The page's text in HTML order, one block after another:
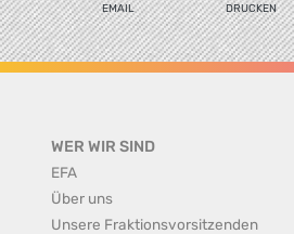
EMAIL DRUCKEN
WER WIR SIND
EFA
Über uns
Unsere Fraktionsvorsitzenden